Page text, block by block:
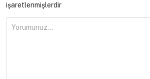
işaretlenmişlerdir